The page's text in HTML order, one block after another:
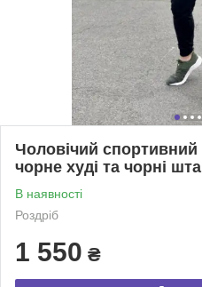
Чоловічий
чорне худі та чорні
В наявності
Роздріб
1 550 ₴